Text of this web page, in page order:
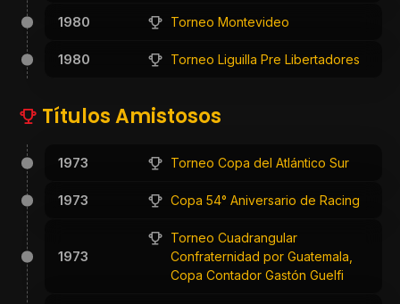
1980 Torneo Montevideo
1980 Torneo Liguilla Pre Libertadores
Títulos Amistosos
1973 Torneo Copa del Atlántico Sur
1973 Copa 54° Aniversario de Racing
1973
Torneo Cuadrangular
Confraternidad por Guatemala,
Copa Contador Gastón Guelfi